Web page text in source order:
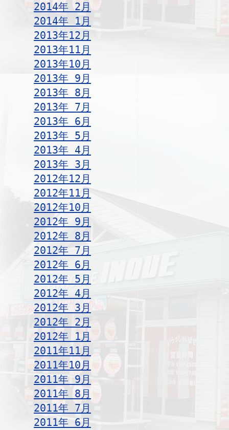
2014年 2月
2014年 1月
2013年12月
2013年11月
2013年10月
2013年 9月
2013年 8月
2013年 7月
2013年 6月
2013年 5月
2013年 4月
2013年 3月
2012年12月
2012年11月
2012年10月
2012年 9月
2012年 8月
2012年 7月
2012年 6月
2012年 5月
2012年 4月
2012年 3月
2012年 2月
2012年 1月
2011年11月
2011年10月
2011年 9月
2011年 8月
2011年 7月
2011年 6月